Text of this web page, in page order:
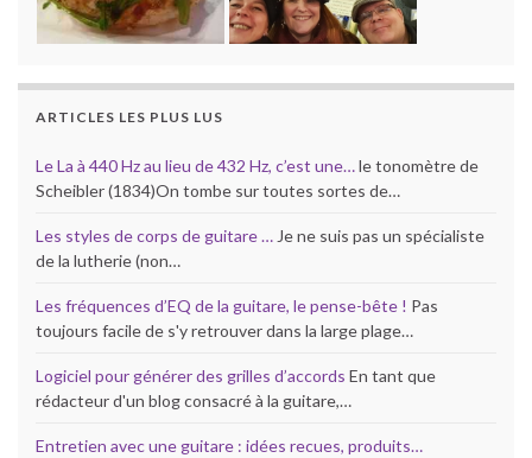
ARTICLES LES PLUS LUS
Le La à 440 Hz au lieu de 432 Hz, c’est une…le tonomètre de
Scheibler (1834)On tombe sur toutes sortes de…
Les styles de corps de guitare …Je ne suis pas un spécialiste
de la lutherie (non…
Les fréquences d’EQ de la guitare, le pense-bête ! Pas
toujours facile de s'y retrouver dans la large plage…
Logiciel pour générer des grilles d’accords En tant que
rédacteur d'un blog consacré à la guitare,…
Entretien avec une guitare : idées recues, produits…